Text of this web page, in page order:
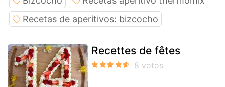
Recetas de aperitivos: bizcocho
Recettes de fêtes